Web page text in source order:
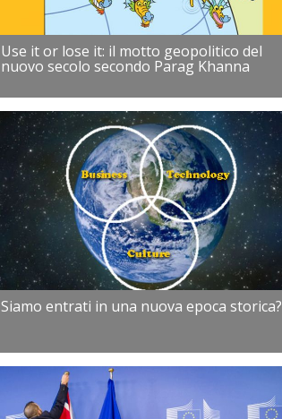
Use it or lose it: il motto geopolitico del
nuovo secolo secondo Parag Khanna
Siamo entrati in una nuova epoca storica?